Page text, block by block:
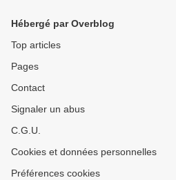
Hébergé par Overblog
Top articles
Pages
Contact
Signaler un abus
C.G.U.
Cookies et données personnelles
Préférences cookies